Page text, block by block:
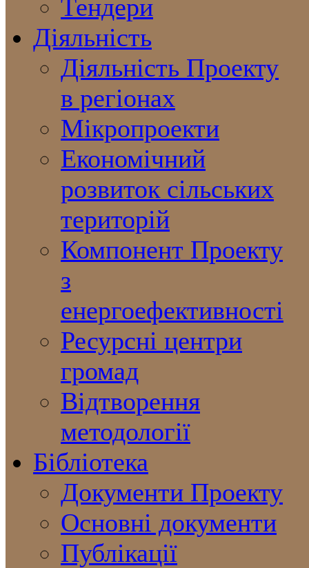
Тендери
Діяльність
Діяльність Проекту
в регіонах
Мікропроекти
Економічний
розвиток сільських
територій
Компонент Проекту
з
енергоефективності
Ресурсні центри
громад
Відтворення
методології
Бібліотека
Документи Проекту
Основні документи
Публікації